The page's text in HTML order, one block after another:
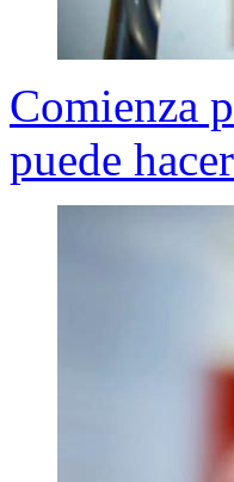
Comienza
puede